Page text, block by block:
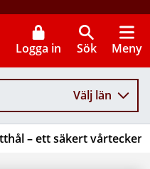
Logga in Sök Meny
Välj län
– ett säkert vårtecken